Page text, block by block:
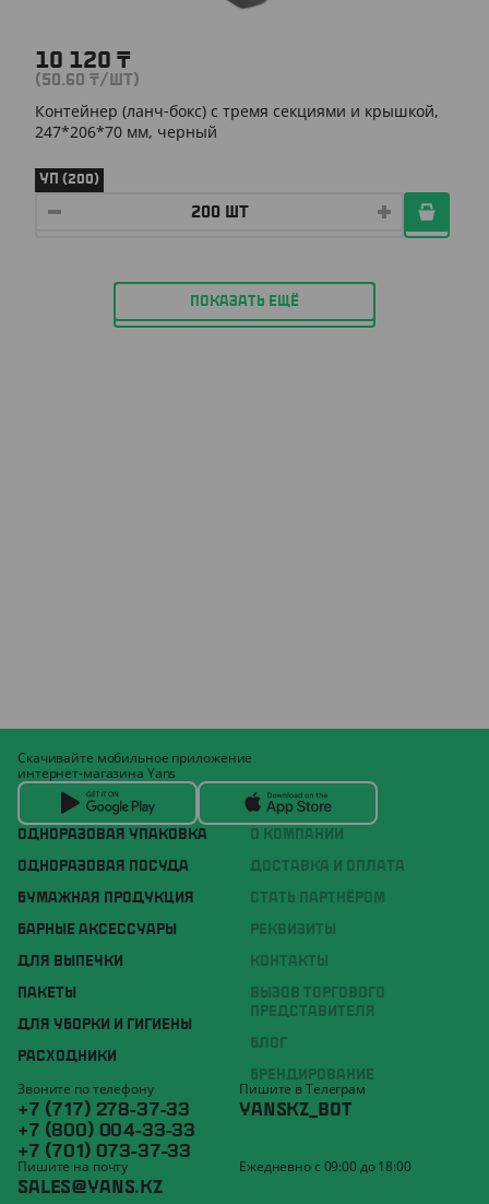
10 120 ₸
(50.60 ₸/ШТ)
Контейнер (ланч-бокс) с тремя секциями и крышкой,
247*206*70 мм, черный
УП (200)
ПОКАЗАТЬ ЕЩЁ
ОДНОРАЗОВАЯ УПАКОВКА
ОДНОРАЗОВАЯ ПОСУДА
БУМАЖНАЯ ПРОДУКЦИЯ
БАРНЫЕ АКСЕССУАРЫ
ДЛЯ ВЫПЕЧКИ
ПАКЕТЫ
ДЛЯ УБОРКИ И ГИГИЕНЫ
РАСХОДНИКИ
О КОМПАНИИ
ДОСТАВКА И ОПЛАТА
СТАТЬ ПАРТНЁРОМ
РЕКВИЗИТЫ
КОНТАКТЫ
ВЫЗОВ ТОРГОВОГО
ПРЕДСТАВИТЕЛЯ
БЛОГ
БРЕНДИРОВАНИЕ
Скачивайте мобильное приложение
интернет-магазина Yans
Звоните по телефону
+7 (717) 278-37-33
+7 (800) 004-33-33
+7 (701) 073-37-33
Пишите в Телеграм
YANSKZ_BOT
Пишите на почту
SALES@YANS.KZ
Ежедневно с 09:00 до 18:00